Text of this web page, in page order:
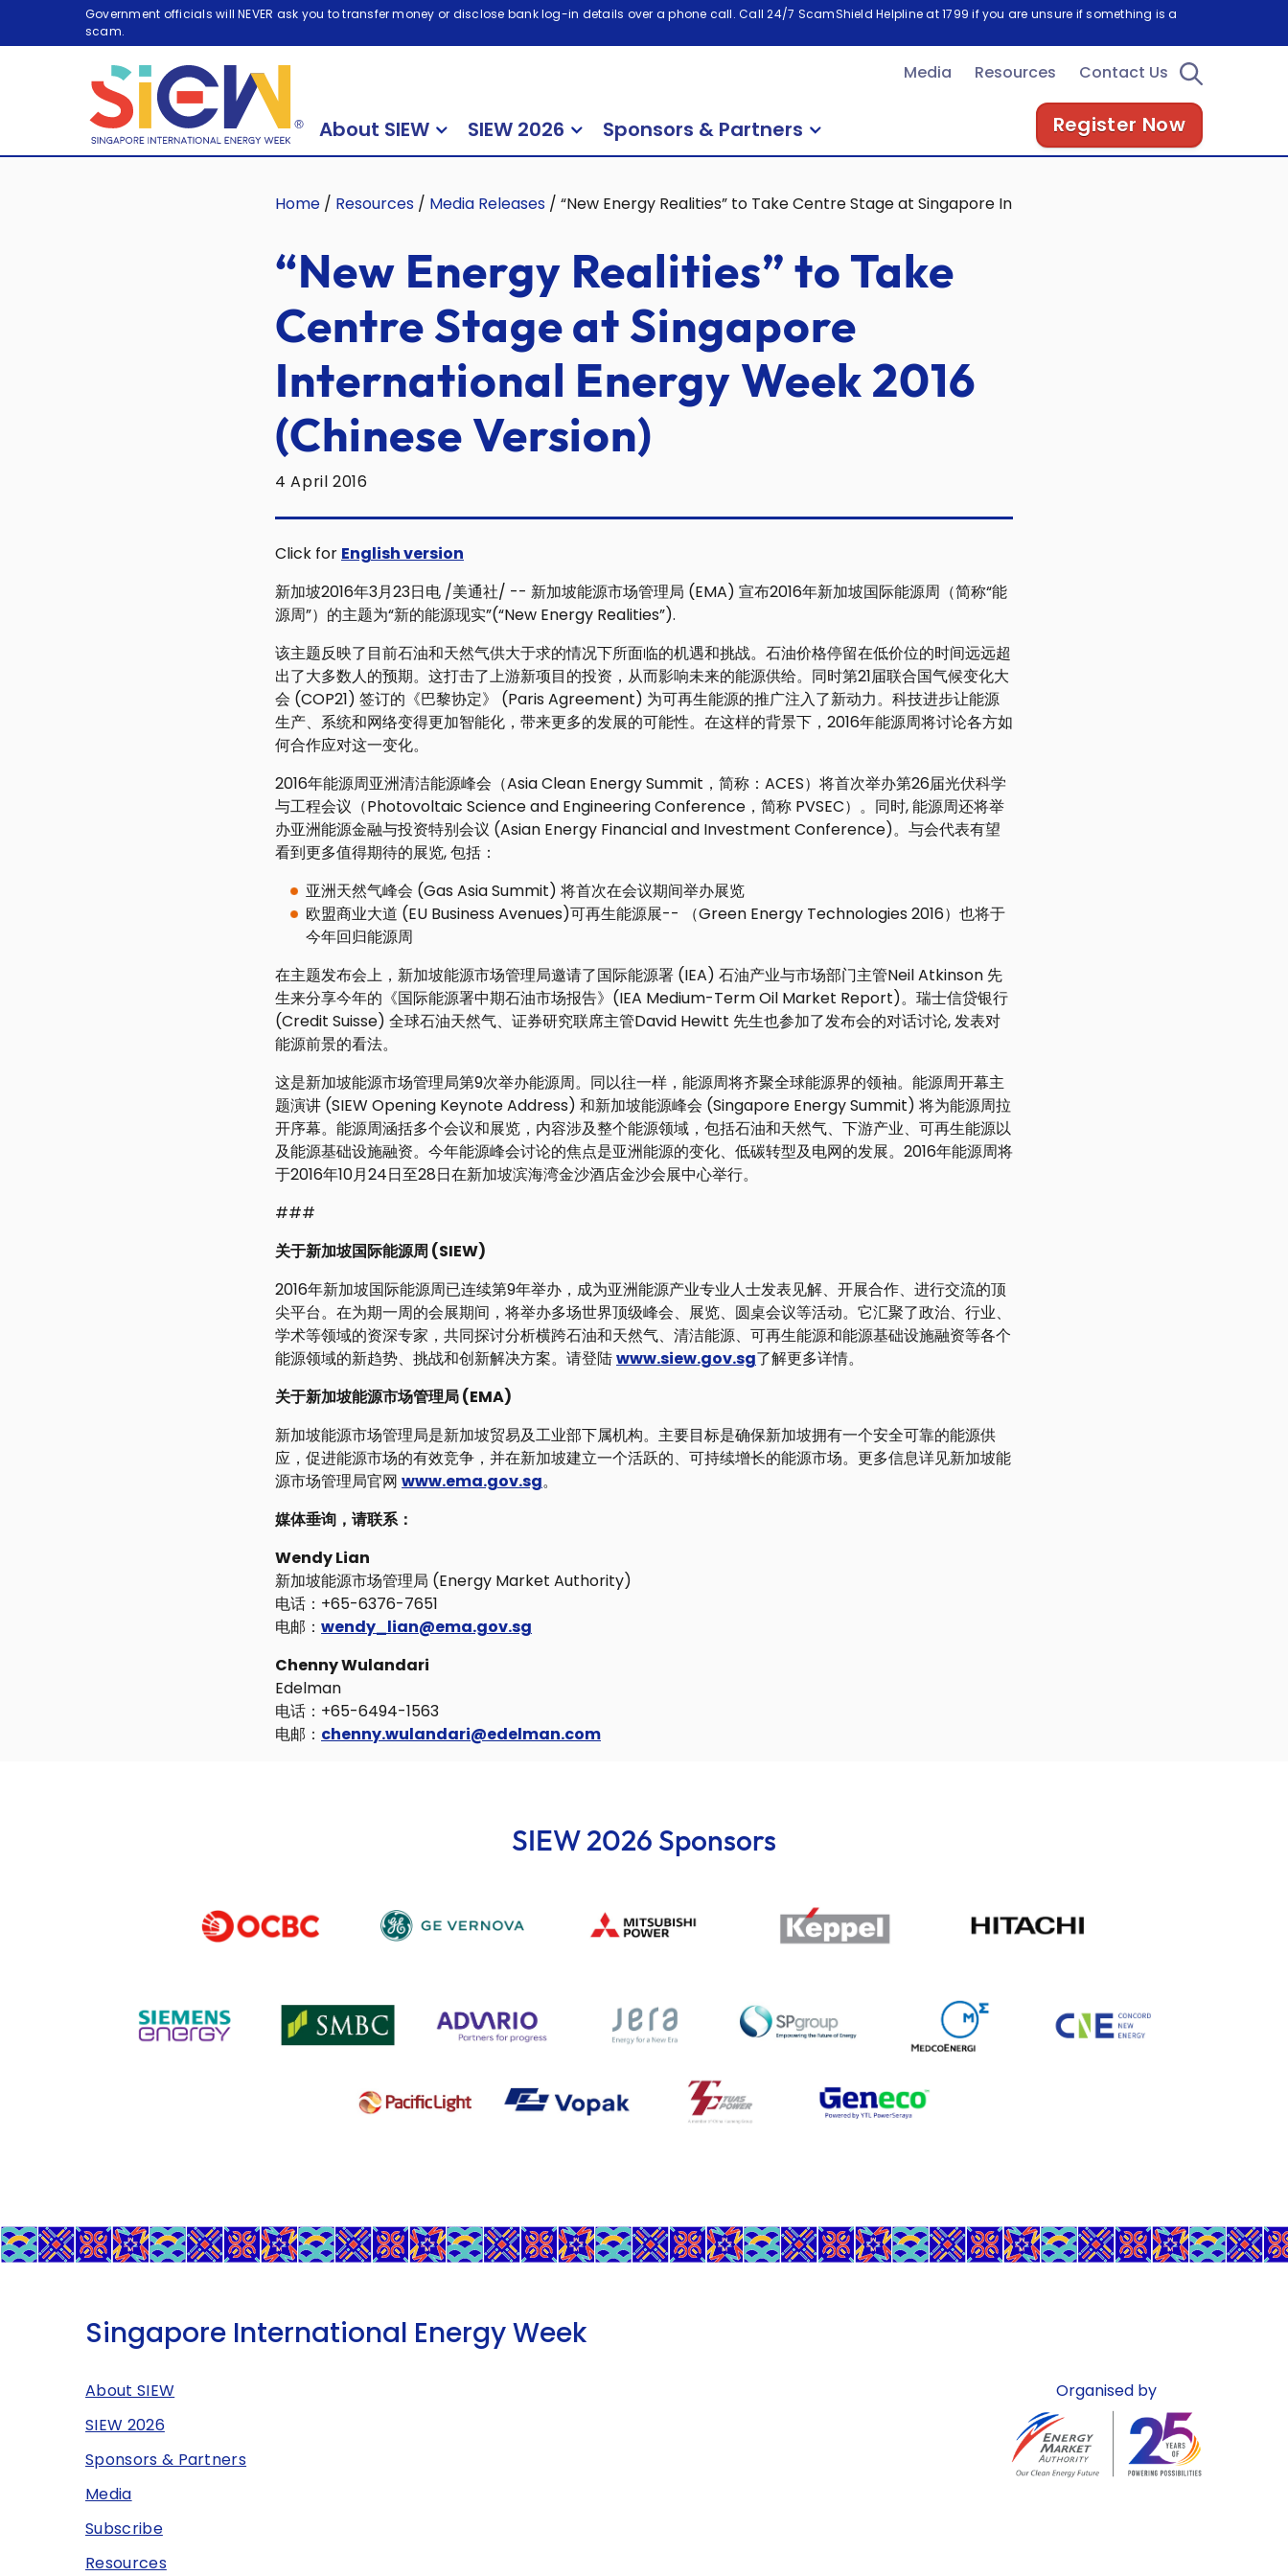
Government officials will NEVER ask you to transfer money or disclose bank log-in details over a phone call. Call 24/7 ScamShield Helpline at 1799 if you are unsure if something is a
scam.
Media Resources Contact Us
About SIEW SIEW 2026 Sponsors & Partners Register Now
Home / Resources / Media Releases / “New Energy Realities” to Take Centre Stage at Singapore International Energy Week 2016
“New Energy Realities” to Take
Centre Stage at Singapore
International Energy Week 2016
(Chinese Version)
4 April 2016
Click for English version
新加坡2016年3月23日电 /美通社/ -- 新加坡能源市场管理局 (EMA) 宣布2016年新加坡国际能源周（简称“能
源周”）的主题为“新的能源现实”(“New Energy Realities”).
该主题反映了目前石油和天然气供大于求的情况下所面临的机遇和挑战。石油价格停留在低价位的时间远远超
出了大多数人的预期。这打击了上游新项目的投资，从而影响未来的能源供给。同时第21届联合国气候变化大
会 (COP21) 签订的《巴黎协定》 (Paris Agreement) 为可再生能源的推广注入了新动力。科技进步让能源
生产、系统和网络变得更加智能化，带来更多的发展的可能性。在这样的背景下，2016年能源周将讨论各方如
何合作应对这一变化。
2016年能源周亚洲清洁能源峰会（Asia Clean Energy Summit，简称：ACES）将首次举办第26届光伏科学
与工程会议（Photovoltaic Science and Engineering Conference，简称 PVSEC）。同时, 能源周还将举
办亚洲能源金融与投资特别会议 (Asian Energy Financial and Investment Conference)。与会代表有望
看到更多值得期待的展览, 包括：
亚洲天然气峰会 (Gas Asia Summit) 将首次在会议期间举办展览
欧盟商业大道 (EU Business Avenues)可再生能源展-- （Green Energy Technologies 2016）也将于
今年回归能源周
在主题发布会上，新加坡能源市场管理局邀请了国际能源署 (IEA) 石油产业与市场部门主管Neil Atkinson 先
生来分享今年的《国际能源署中期石油市场报告》(IEA Medium-Term Oil Market Report)。瑞士信贷银行
(Credit Suisse) 全球石油天然气、证券研究联席主管David Hewitt 先生也参加了发布会的对话讨论, 发表对
能源前景的看法。
这是新加坡能源市场管理局第9次举办能源周。同以往一样，能源周将齐聚全球能源界的领袖。能源周开幕主
题演讲 (SIEW Opening Keynote Address) 和新加坡能源峰会 (Singapore Energy Summit) 将为能源周拉
开序幕。能源周涵括多个会议和展览，内容涉及整个能源领域，包括石油和天然气、下游产业、可再生能源以
及能源基础设施融资。今年能源峰会讨论的焦点是亚洲能源的变化、低碳转型及电网的发展。2016年能源周将
于2016年10月24日至28日在新加坡滨海湾金沙酒店金沙会展中心举行。
###
关于新加坡国际能源周 (SIEW)
2016年新加坡国际能源周已连续第9年举办，成为亚洲能源产业专业人士发表见解、开展合作、进行交流的顶
尖平台。在为期一周的会展期间，将举办多场世界顶级峰会、展览、圆桌会议等活动。它汇聚了政治、行业、
学术等领域的资深专家，共同探讨分析横跨石油和天然气、清洁能源、可再生能源和能源基础设施融资等各个
能源领域的新趋势、挑战和创新解决方案。请登陆www.siew.gov.sg了解更多详情。
关于新加坡能源市场管理局 (EMA)
新加坡能源市场管理局是新加坡贸易及工业部下属机构。主要目标是确保新加坡拥有一个安全可靠的能源供
应，促进能源市场的有效竞争，并在新加坡建立一个活跃的、可持续增长的能源市场。更多信息详见新加坡能
源市场管理局官网 www.ema.gov.sg。
媒体垂询，请联系：
Wendy Lian
新加坡能源市场管理局 (Energy Market Authority)
电话：+65-6376-7651
电邮： wendy_lian@ema.gov.sg
Chenny Wulandari
Edelman
电话：+65-6494-1563
电邮： chenny.wulandari@edelman.com
SIEW 2026 Sponsors
Singapore International Energy Week
About SIEW
SIEW 2026
Sponsors & Partners
Media
Subscribe
Resources
Organised by